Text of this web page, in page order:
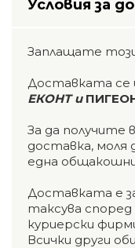
Условия за
Заплащате
Доставката се
ЕКОНТ и
За да получите
доставка, моля
една
Доставката е
таксува
куриерски
Всички други